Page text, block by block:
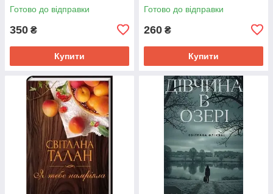
Готово до відправки
350 ₴
Купити
Готово до відправки
260 ₴
Купити